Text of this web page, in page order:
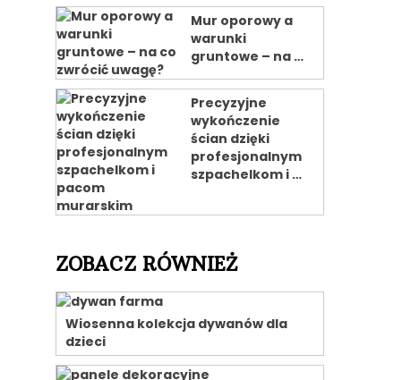
Mur oporowy a
warunki
gruntowe – na …
Precyzyjne
wykończenie
ścian dzięki
profesjonalnym
szpachelkom i …
ZOBACZ RÓWNIEŻ
Wiosenna kolekcja dywanów dla
dzieci